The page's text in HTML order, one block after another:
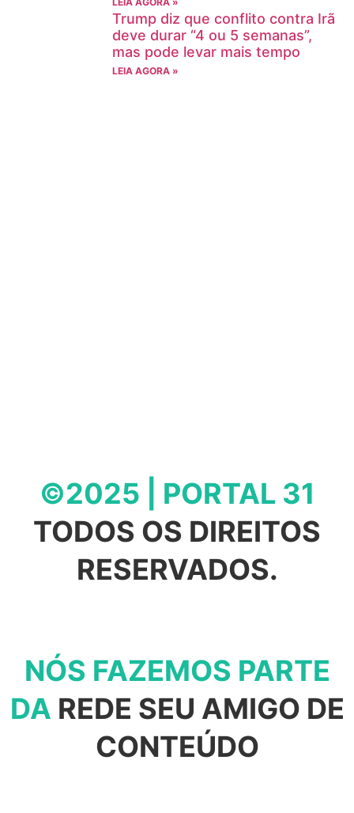
Trump diz que conflito contra Irã
deve durar “4 ou 5 semanas”,
mas pode levar mais tempo
LEIA AGORA »
©2025 | PORTAL 31
TODOS OS DIREITOS
RESERVADOS.
NÓS FAZEMOS PARTE
DA REDE SEU AMIGO DE
CONTEÚDO